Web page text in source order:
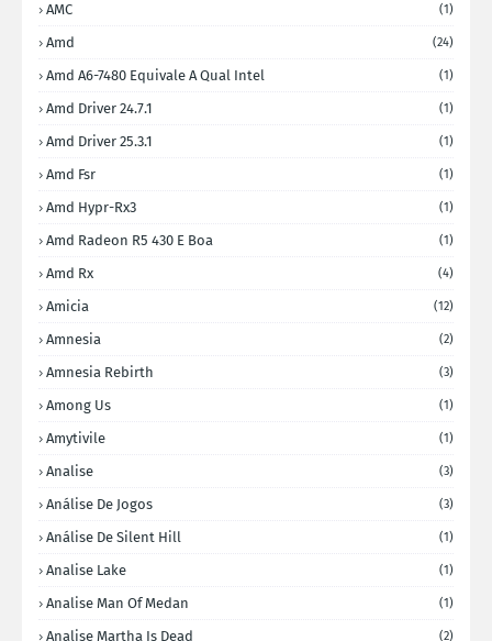
AMC (1)
Amd (24)
Amd A6-7480 Equivale A Qual Intel (1)
Amd Driver 24.7.1 (1)
Amd Driver 25.3.1 (1)
Amd Fsr (1)
Amd Hypr-Rx3 (1)
Amd Radeon R5 430 E Boa (1)
Amd Rx (4)
Amicia (12)
Amnesia (2)
Amnesia Rebirth (3)
Among Us (1)
Amytivile (1)
Analise (3)
Análise De Jogos (3)
Análise De Silent Hill (1)
Analise Lake (1)
Analise Man Of Medan (1)
Analise Martha Is Dead (2)